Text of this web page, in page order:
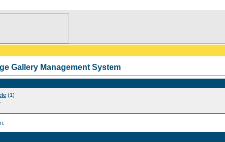
Gallery Management System
(1)